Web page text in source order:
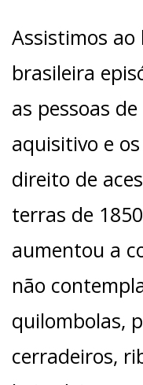
Assistimos
brasileira
as pessoas
aquisitivo e
direito de
terras de
aumentou a
não
quilombolas,
cerradeiros,